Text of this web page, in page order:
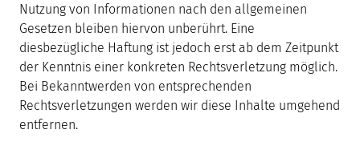
Nutzung von Informationen nach den allgemeinen
Gesetzen bleiben hiervon unberührt. Eine
diesbezügliche Haftung ist jedoch erst ab dem Zeitpunkt
der Kenntnis einer konkreten Rechtsverletzung möglich.
Bei Bekanntwerden von entsprechenden
Rechtsverletzungen werden wir diese Inhalte umgehend
entfernen.